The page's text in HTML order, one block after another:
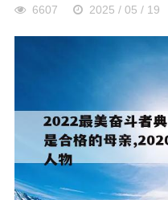
6607 2025 / 05 / 19